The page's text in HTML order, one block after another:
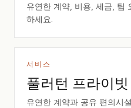
유연한 계약, 비용, 세금, 팀
하세요.
서비스
풀러턴 프라이
유연한 계약과 공유 편의시